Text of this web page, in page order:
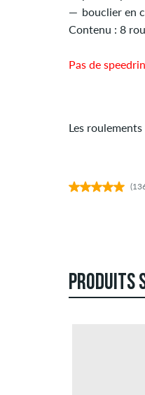
bouclier en
Contenu : 8
Pas de
Les
PRODUITS